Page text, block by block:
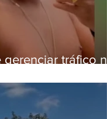
tráfico na